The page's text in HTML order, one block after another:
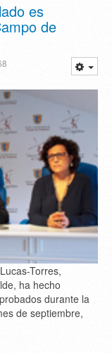
es
de
Torres,
ha hecho
durante la
de septiembre,